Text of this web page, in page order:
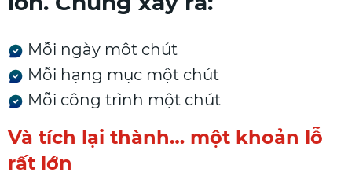
Mỗi ngày một chút
Mỗi hạng mục một chút
Mỗi công trình một chút
Và tích lại thành… một khoản lỗ
rất lớn